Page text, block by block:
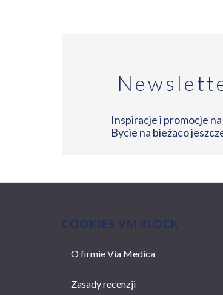
Inspiracje i promocje
Bycie na bieżąco
COOKIES VM BLOCK
MAIN
O firmie Via Medica
Zasady recenzji